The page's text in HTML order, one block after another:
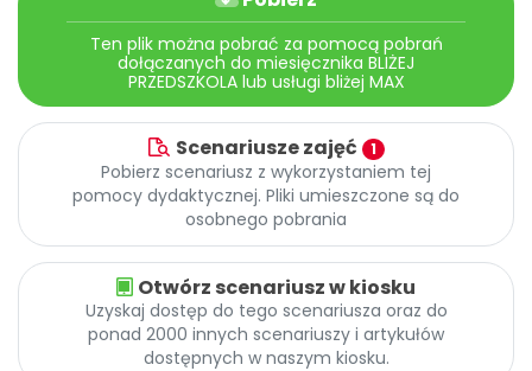
Archiwalne numery
Pomoc
Promocje
Ten plik można pobrać za pomocą pobrań
dołączanych do miesięcznika BLIŻEJ
PRZEDSZKOLA lub usługi bliżej MAX
Scenariusze zajęć 1
Pobierz scenariusz z wykorzystaniem tej
pomocy dydaktycznej. Pliki umieszczone są do
osobnego pobrania
Otwórz scenariusz w kiosku
Uzyskaj dostęp do tego scenariusza oraz do
ponad 2000 innych scenariuszy i artykułów
dostępnych w naszym kiosku.